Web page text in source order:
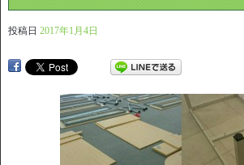
投稿日 2017年1月4日